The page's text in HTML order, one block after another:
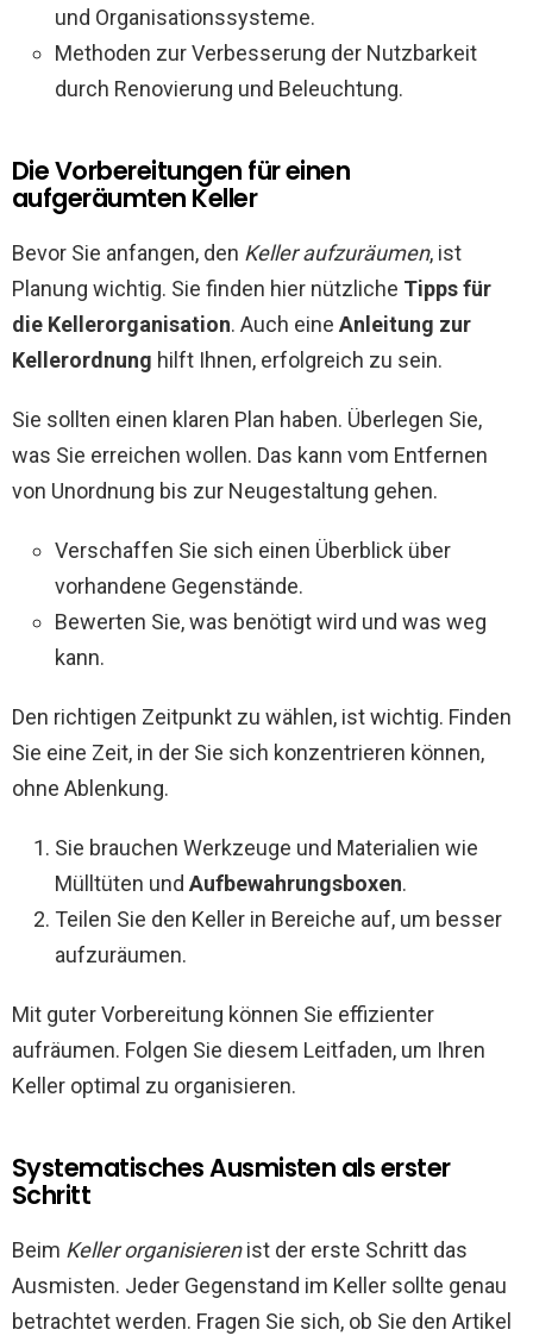
und Organisationssysteme.
Methoden zur Verbesserung der Nutzbarkeit
durch Renovierung und Beleuchtung.
Die Vorbereitungen für einen
aufgeräumten Keller
Bevor Sie anfangen, den Keller aufzuräumen, ist
Planung wichtig. Sie finden hier nützliche Tipps für
die Kellerorganisation. Auch eine Anleitung zur
Kellerordnung hilft Ihnen, erfolgreich zu sein.
Sie sollten einen klaren Plan haben. Überlegen Sie,
was Sie erreichen wollen. Das kann vom Entfernen
von Unordnung bis zur Neugestaltung gehen.
Verschaffen Sie sich einen Überblick über
vorhandene Gegenstände.
Bewerten Sie, was benötigt wird und was weg
kann.
Den richtigen Zeitpunkt zu wählen, ist wichtig. Finden
Sie eine Zeit, in der Sie sich konzentrieren können,
ohne Ablenkung.
Sie brauchen Werkzeuge und Materialien wie
Mülltüten und Aufbewahrungsboxen.
Teilen Sie den Keller in Bereiche auf, um besser
aufzuräumen.
Mit guter Vorbereitung können Sie effizienter
aufräumen. Folgen Sie diesem Leitfaden, um Ihren
Keller optimal zu organisieren.
Systematisches Ausmisten als erster
Schritt
Beim Keller organisierenist der erste Schritt das
Ausmisten. Jeder Gegenstand im Keller sollte genau
betrachtet werden. Fragen Sie sich, ob Sie den Artikel